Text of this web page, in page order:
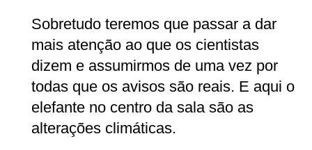
Sobretudo teremos que passar a dar
mais atenção ao que os cientistas
dizem e assumirmos de uma vez por
todas que os avisos são reais. E aqui o
elefante no centro da sala são as
alterações climáticas.